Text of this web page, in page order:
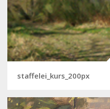
staffelei_kurs_200px